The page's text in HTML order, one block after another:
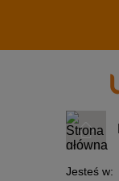
Jesteś w: